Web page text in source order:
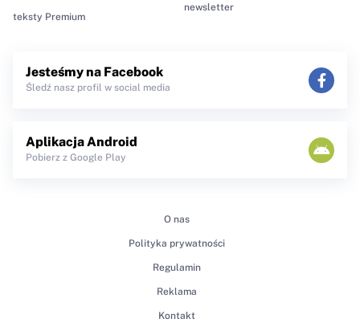
teksty Premium
newsletter
Jesteśmy na Facebook
Śledź nasz profil w social media
Aplikacja Android
Pobierz z Google Play
O nas
Polityka prywatności
Regulamin
Reklama
Kontakt